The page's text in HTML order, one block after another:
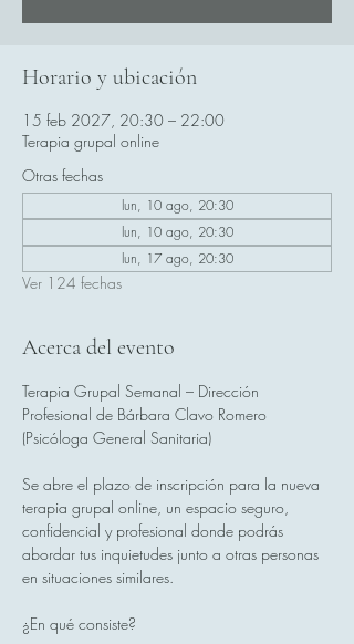
Horario y ubicación
15 feb 2027, 20:30 – 22:00
Terapia grupal online
Otras fechas
lun, 10 ago, 20:30
lun, 10 ago, 20:30
lun, 17 ago, 20:30
Ver 124 fechas
Acerca del evento
Terapia Grupal Semanal – Dirección
Profesional de Bárbara Clavo Romero
(Psicóloga General Sanitaria)
Se abre el plazo de inscripción para la nueva
terapia grupal online, un espacio seguro,
confidencial y profesional donde podrás
abordar tus inquietudes junto a otras personas
en situaciones similares.
¿En qué consiste?